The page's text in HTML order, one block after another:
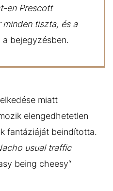
en Prescott
tiszta, és a
a bejegyzésben.
miatt
elengedhetetlen
fantáziáját beindította.
usual traffic
being cheesy“